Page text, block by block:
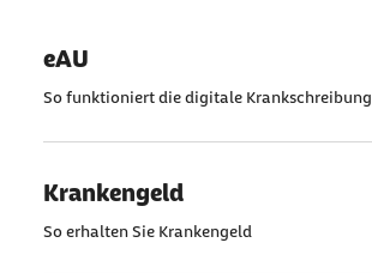
eAU
So funktioniert die digitale Krankschreibung
Krankengeld
So erhalten Sie Krankengeld